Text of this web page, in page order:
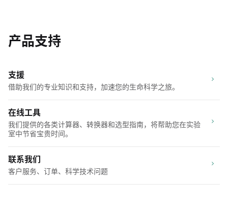
产品支持
支援
借助我们的专业知识和支持，加速您的生命科学之旅。
在线工具
我们提供的各类计算器、转换器和选型指南，将帮助您在实验
室中节省宝贵时间。
联系我们
客户服务、订单、科学技术问题